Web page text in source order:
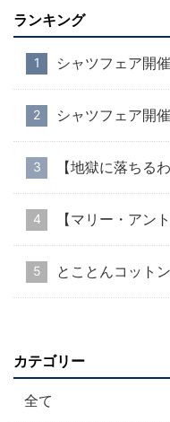
ランキング
シャツフェア開
シャツフェア開
【地獄に落ちる
【マリー・アン
とことんコットン
カテゴリー
全て